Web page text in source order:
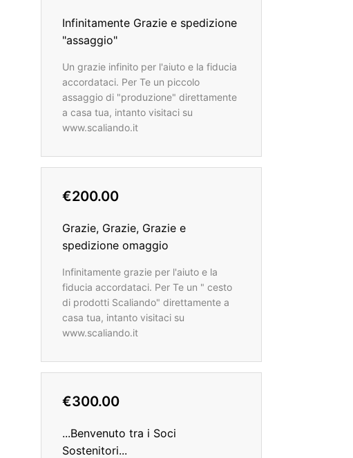
Infinitamente Grazie e spedizione
"assaggio"
Un grazie infinito per l'aiuto e la fiducia
accordataci. Per Te un piccolo
assaggio di "produzione" direttamente
a casa tua, intanto visitaci su
www.scaliando.it
€200.00
Grazie, Grazie, Grazie e
spedizione omaggio
Infinitamente grazie per l'aiuto e la
fiducia accordataci. Per Te un " cesto
di prodotti Scaliando" direttamente a
casa tua, intanto visitaci su
www.scaliando.it
€300.00
...Benvenuto tra i Soci
Sostenitori...